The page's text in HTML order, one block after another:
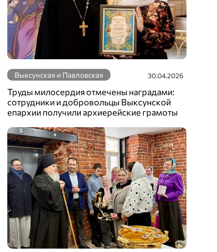
Выксунская и Павловская 30.04.2026
Труды милосердия отмечены наградами:
сотрудники и добровольцы Выксунской
епархии получили архиерейские грамоты